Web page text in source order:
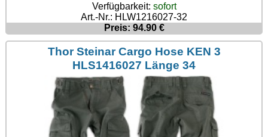
Verfügbarkeit: sofort
Art.-Nr.: HLW1216027-32
Preis: 94.90 €
Thor Steinar Cargo Hose KEN 3
HLS1416027 Länge 34